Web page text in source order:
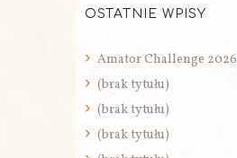
OSTATNIE WPISY
Amator Challenge 2026
(brak tytułu)
(brak tytułu)
(brak tytułu)